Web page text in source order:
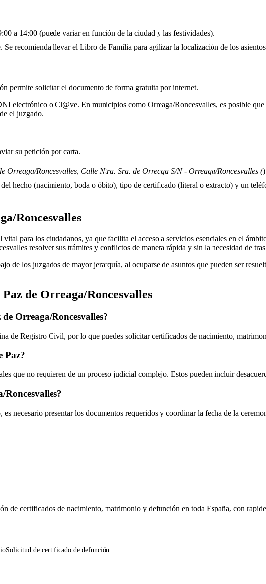
a 14:00 (puede variar en función de la ciudad y las festividades).
recomienda llevar el Libro de Familia para agilizar la localización de los asientos
permite solicitar el documento de forma gratuita por internet.
electrónico o Cl@ve. En municipios como Orreaga/Roncesvalles, es posible que
el juzgado.
su petición por carta.
Orreaga/Roncesvalles, Calle Ntra. Sra. de Orreaga S/N - Orreaga/Roncesvalles ().
hecho (nacimiento, boda o óbito), tipo de certificado (literal o extracto) y un
Roncesvalles
vital para los ciudadanos, ya que facilita el acceso a servicios esenciales en el
resolver sus trámites y conflictos de manera rápida y sin la necesidad de
de los juzgados de mayor jerarquía, al ocuparse de asuntos que pueden ser
de Orreaga/Roncesvalles
de Orreaga/Roncesvalles?
de Registro Civil, por lo que puedes solicitar certificados de nacimiento,
Paz?
que no requieren de un proceso judicial complejo. Estos pueden incluir
Roncesvalles?
necesario presentar los documentos requeridos y coordinar la fecha de la
de certificados de nacimiento, matrimonio y defunción en toda España, con
Solicitud de certificado de defunción